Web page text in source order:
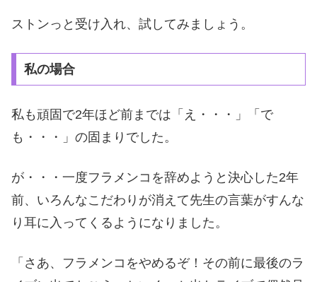
ストンっと受け入れ、試してみましょう。
私の場合
私も頑固で2年ほど前までは「え・・・」「で
も・・・」の固まりでした。
が・・・一度フラメンコを辞めようと決心した2年
前、いろんなこだわりが消えて先生の言葉がすんな
り耳に入ってくるようになりました。
「さあ、フラメンコをやめるぞ！その前に最後のラ